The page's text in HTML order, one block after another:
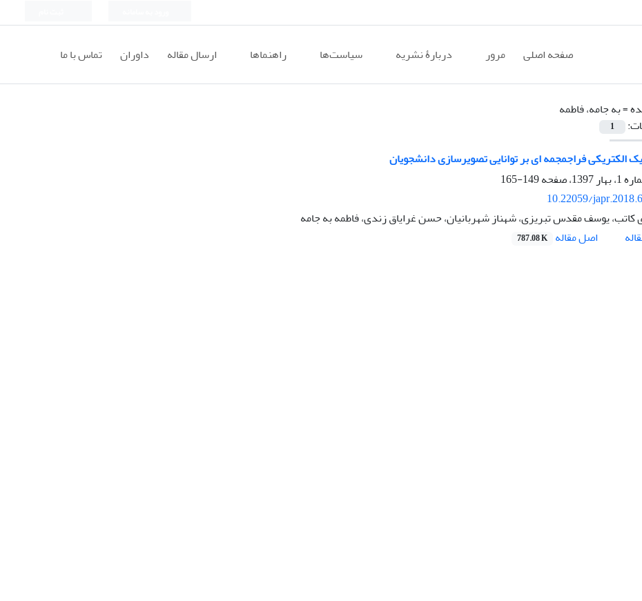
صفحه اصلی مرور دربارۀ نشریه سیاست‌ها راهنماها ارسال مقاله داوران تماس با ما
=به جامه، فاطمه
1
الکتریکی فراجمجمه ای بر توانایی تصویرسازی دانشجویان
149-165
10.22059/
کاتب، یوسف مقدس تبریزی، شهناز شهربانیان، حسن غرایاق زندی، فاطمه به جامه
اصل مقاله 787.08 K